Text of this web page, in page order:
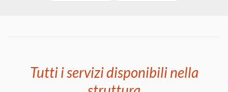
Tutti i servizi disponibili nella